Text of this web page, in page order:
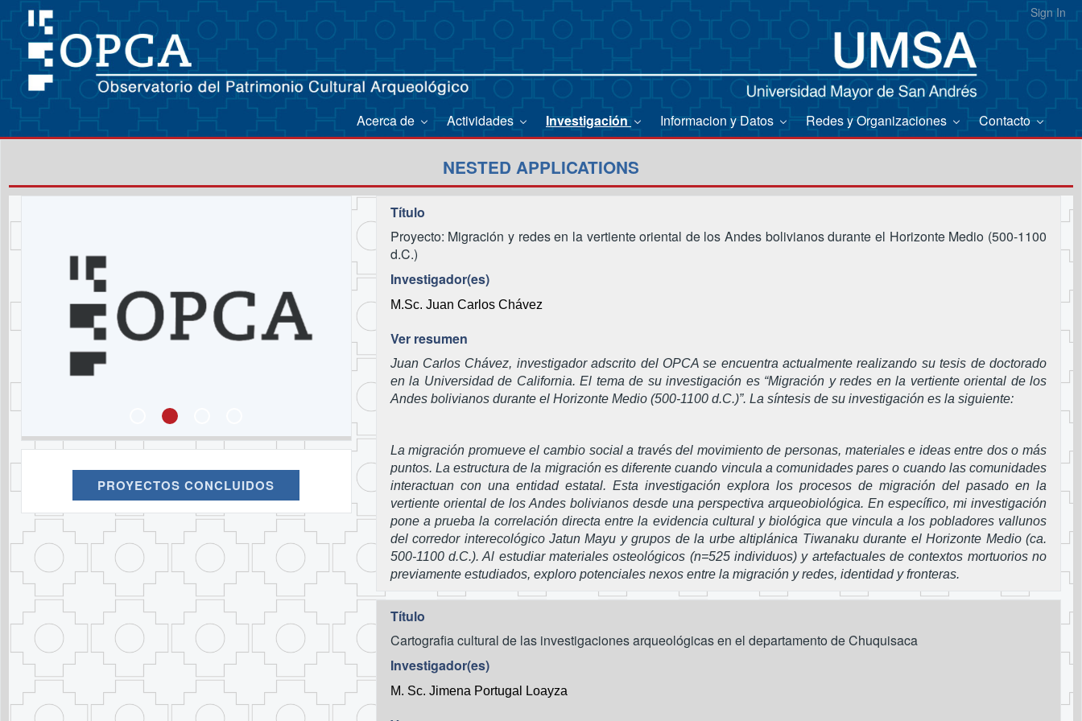
Sign In
Acerca de Actividades Investigación Informacion y Datos Redes y Organizaciones Contacto
NESTED APPLICATIONS
PROYECTOS CONCLUIDOS
Título
Proyecto: Migración y redes en la vertiente oriental de los Andes bolivianos durante el Horizonte Medio (500-1100
d.C.)
Investigador(es)
M.Sc. Juan Carlos Chávez
Ver resumen
Juan Carlos Chávez, investigador adscrito del OPCA se encuentra actualmente realizando su tesis de doctorado
en la Universidad de California. El tema de su investigación es “Migración y redes en la vertiente oriental de los
Andes bolivianos durante el Horizonte Medio (500-1100 d.C.)”. La síntesis de su investigación es la siguiente:
La migración promueve el cambio social a través del movimiento de personas, materiales e ideas entre dos o más
puntos. La estructura de la migración es diferente cuando vincula a comunidades pares o cuando las comunidades
interactuan con una entidad estatal. Esta investigación explora los procesos de migración del pasado en la
vertiente oriental de los Andes bolivianos desde una perspectiva arqueobiológica. En específico, mi investigación
pone a prueba la correlación directa entre la evidencia cultural y biológica que vincula a los pobladores vallunos
del corredor interecológico Jatun Mayu y grupos de la urbe altiplánica Tiwanaku durante el Horizonte Medio (ca.
500-1100 d.C.). Al estudiar materiales osteológicos (n=525 individuos) y artefactuales de contextos mortuorios no
previamente estudiados, exploro potenciales nexos entre la migración y redes, identidad y fronteras.
Título
Cartografia cultural de las investigaciones arqueológicas en el departamento de Chuquisaca
Investigador(es)
M. Sc. Jimena Portugal Loayza